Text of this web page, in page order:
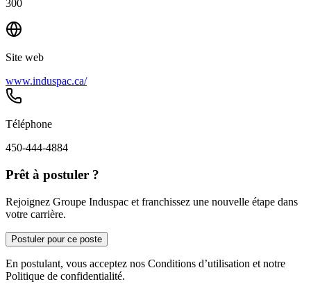
300
Site web
www.induspac.ca/
Téléphone
450-444-4884
Prêt à postuler ?
Rejoignez Groupe Induspac et franchissez une nouvelle étape dans
votre carrière.
Postuler pour ce poste
En postulant, vous acceptez nos Conditions d’utilisation et notre
Politique de confidentialité.